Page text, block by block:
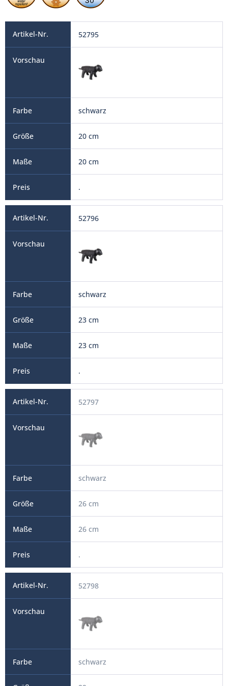
52795
schwarz
20 cm
20 cm
.
52796
schwarz
23 cm
23 cm
.
52797
schwarz
26 cm
26 cm
.
52798
schwarz